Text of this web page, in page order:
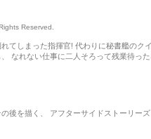
Reserved.
てしまった指揮官! 代わりに秘書艦のク
なれない仕事に二人そろって残業待っ
後を描く、 アフターサイドストーリー